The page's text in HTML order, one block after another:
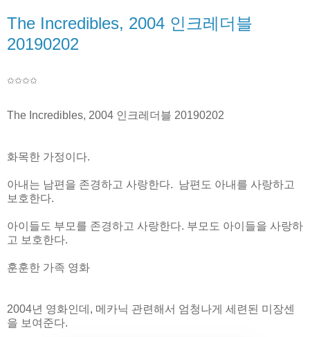
The Incredibles, 2004 인크레더블
20190202
✩✩✩✩
The Incredibles, 2004 인크레더블 20190202
화목한 가정이다.
아내는 남편을 존경하고 사랑한다. 남편도 아내를 사랑하고
보호한다.
아이들도 부모를 존경하고 사랑한다. 부모도 아이들을 사랑하
고 보호한다.
훈훈한 가족 영화
2004년 영화인데, 메카닉 관련해서 엄청나게 세련된 미장센
을 보여준다.